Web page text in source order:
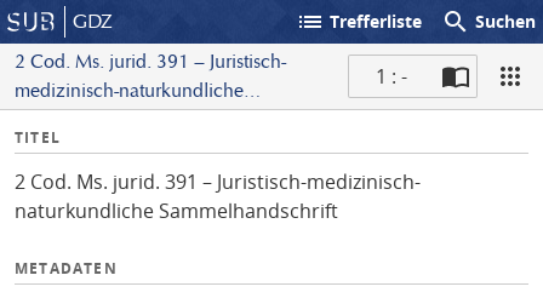
GDZ list Trefferliste search Suchen
2 Cod. Ms. jurid. 391 – Juristisch-
medizinisch-naturkundliche
1 : -
I
f
o
TITEL
2 Cod. Ms. jurid. 391 – Juristisch-medizinisch-
naturkundliche Sammelhandschrift
METADATEN